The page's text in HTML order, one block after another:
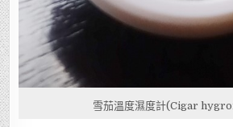
雪茄溫度濕度計(Cigar